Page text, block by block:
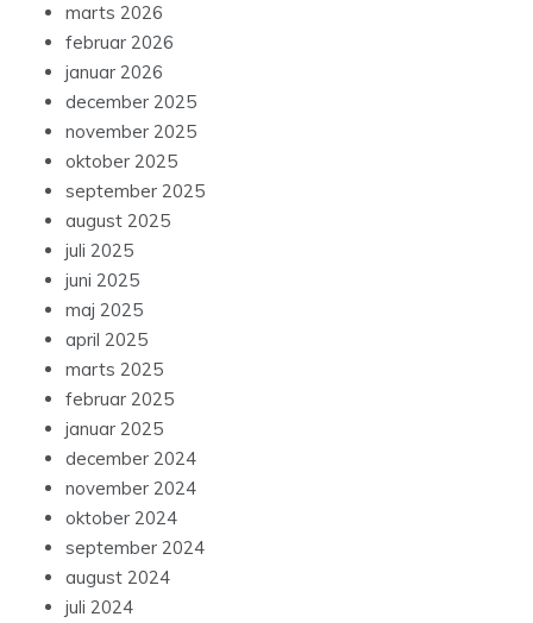
marts 2026
februar 2026
januar 2026
december 2025
november 2025
oktober 2025
september 2025
august 2025
juli 2025
juni 2025
maj 2025
april 2025
marts 2025
februar 2025
januar 2025
december 2024
november 2024
oktober 2024
september 2024
august 2024
juli 2024